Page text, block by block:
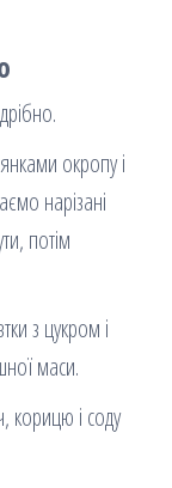
окропу і
нарізані
потім
з цукром і
маси.
і соду